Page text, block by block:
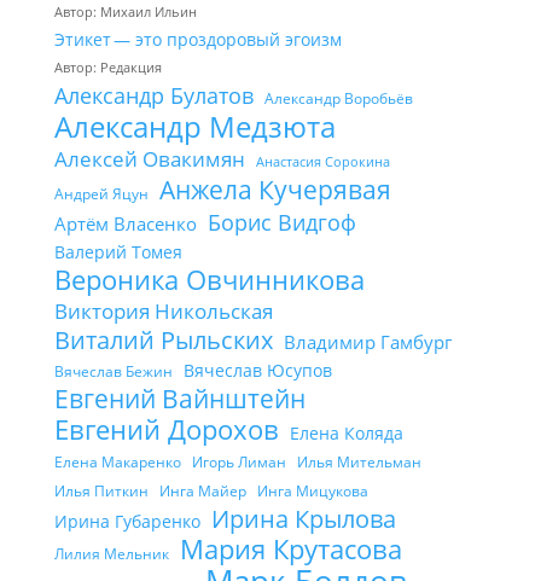
Автор: Михаил Ильин
Этикет — это проздоровый эгоизм
Автор: Редакция
Александр Булатов Александр Воробьёв
Александр Медзюта
Алексей Овакимян Анастасия Сорокина
Андрей Яцун Анжела Кучерявая
Артём Власенко Борис Видгоф
Валерий Томея
Вероника Овчинникова
Виктория Никольская
Виталий Рыльских Владимир Гамбург
Вячеслав Бежин Вячеслав Юсупов
Евгений Вайнштейн
Евгений Дорохов Елена Коляда
Елена Макаренко Игорь Лиман
Илья Мительман
Илья Питкин
Инга Майер Инга Мицукова
Ирина Губаренко Ирина Крылова
Лилия Мельник Мария Крутасова